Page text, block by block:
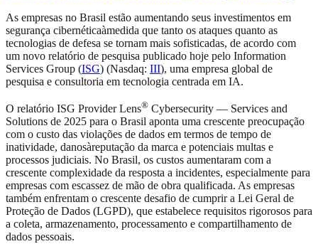
As empresas no Brasil estão aumentando seus investimentos em
segurança cibernéticaàmedida que tanto os ataques quanto as
tecnologias de defesa se tornam mais sofisticadas, de acordo com
um novo relatório de pesquisa publicado hoje pelo Information
Services Group (ISG) (Nasdaq: III), uma empresa global de
pesquisa e consultoria em tecnologia centrada em IA.
O relatório ISG Provider Lens® Cybersecurity — Services and
Solutions de 2025 para o Brasil aponta uma crescente preocupação
com o custo das violações de dados em termos de tempo de
inatividade, danosàreputação da marca e potenciais multas e
processos judiciais. No Brasil, os custos aumentaram com a
crescente complexidade da resposta a incidentes, especialmente para
empresas com escassez de mão de obra qualificada. As empresas
também enfrentam o crescente desafio de cumprir a Lei Geral de
Proteção de Dados (LGPD), que estabelece requisitos rigorosos para
a coleta, armazenamento, processamento e compartilhamento de
dados pessoais.